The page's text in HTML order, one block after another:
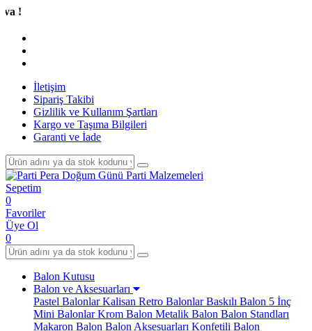
İletişim
Sipariş Takibi
Gizlilik ve Kullanım Şartları
Kargo ve Taşıma Bilgileri
Garanti ve İade
Sepetim
0
Favoriler
Üye Ol
0
Balon Kutusu
Balon ve Aksesuarları
Pastel BalonlarKalisan Retro BalonlarBaskılı Balon 5 İnç
Mini BalonlarKrom Balon Metalik Balon Balon Standları
Makaron Balon Balon Aksesuarları Konfetili Balon